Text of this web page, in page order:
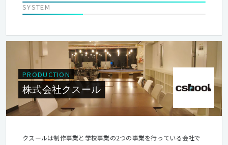
SYSTEM
PRODUCTION
株式会社クスール
クスールは制作事業と学校事業の2つの事業を行っている会社で